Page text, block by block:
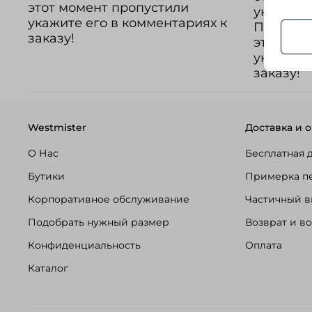
этот момент пропустили
укажите его в комментариях к
заказу!
этот
укажите
заказу!
Westmister
О Нас
Бутики
Корпоративное обслуживание
Подобрать нужный размер
Конфиденциальность
Каталог
Доставка и
Бесплатная
Примерка
Частичный
Возврат и
Оплата